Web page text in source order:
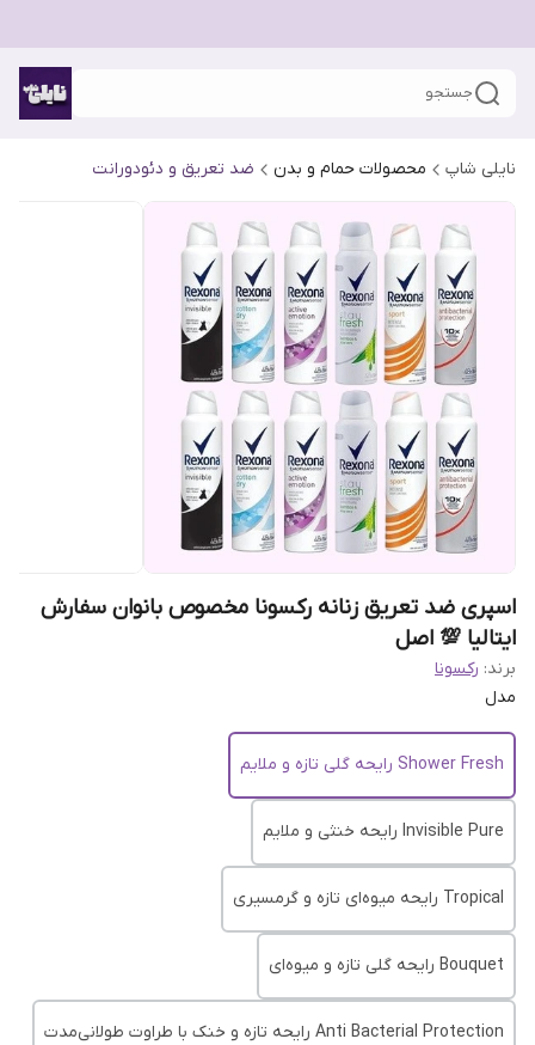
جستجو
نایلی شاپ محصولات حمام و بدن ضد تعریق و دئودورانت
اسپری ضد تعریق زنانه رکسونا مخصوص بانوان سفارش
ایتالیا 💯 اصل
برند: رکسونا
مدل
Shower Fresh رایحه گلی تازه و ملایم
Invisible Pure رایحه خنثی و ملایم
Tropical رایحه میوه‌ای تازه و گرمسیری
Bouquet رایحه گلی تازه و میوه‌ای
Anti Bacterial Protection رایحه تازه و خنک با طراوت طولانی‌مدت